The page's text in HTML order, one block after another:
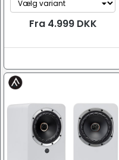
Fra 4.999 DKK